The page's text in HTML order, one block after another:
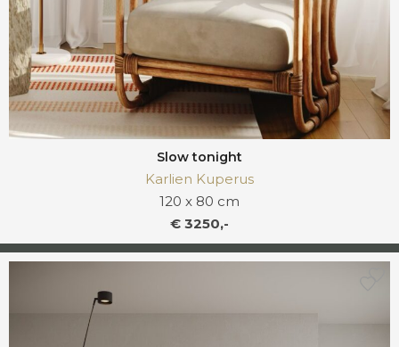
Slow tonight
Karlien Kuperus
120 x 80 cm
€ 3250,-